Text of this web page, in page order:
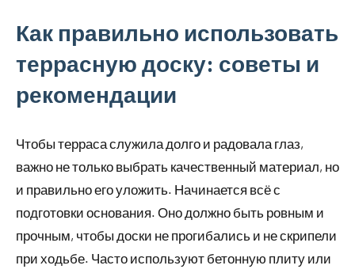
Как правильно использовать
террасную доску: советы и
рекомендации
Чтобы терраса служила долго и радовала глаз,
важно не только выбрать качественный материал, но
и правильно его уложить. Начинается всё с
подготовки основания. Оно должно быть ровным и
прочным, чтобы доски не прогибались и не скрипели
при ходьбе. Часто используют бетонную плиту или